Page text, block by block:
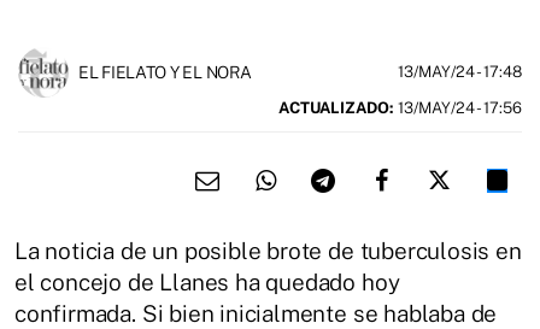
EL FIELATO Y EL NORA 13/MAY/24- 17:48
ACTUALIZADO: 13/MAY/24 - 17:56
La noticia de un posible brote de tuberculosis en
el concejo de Llanes ha quedado hoy
confirmada. Si bien inicialmente se hablaba de